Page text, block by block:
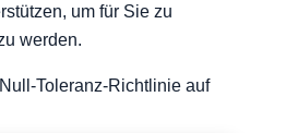
um für Sie zu
werden.
Toleranz-Richtlinie auf